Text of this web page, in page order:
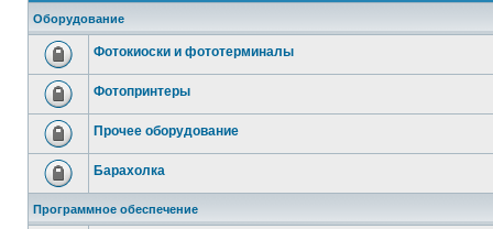
Оборудование
Фотокиоски и фототерминалы
Фотопринтеры
Прочее оборудование
Барахолка
Программное обеспечение